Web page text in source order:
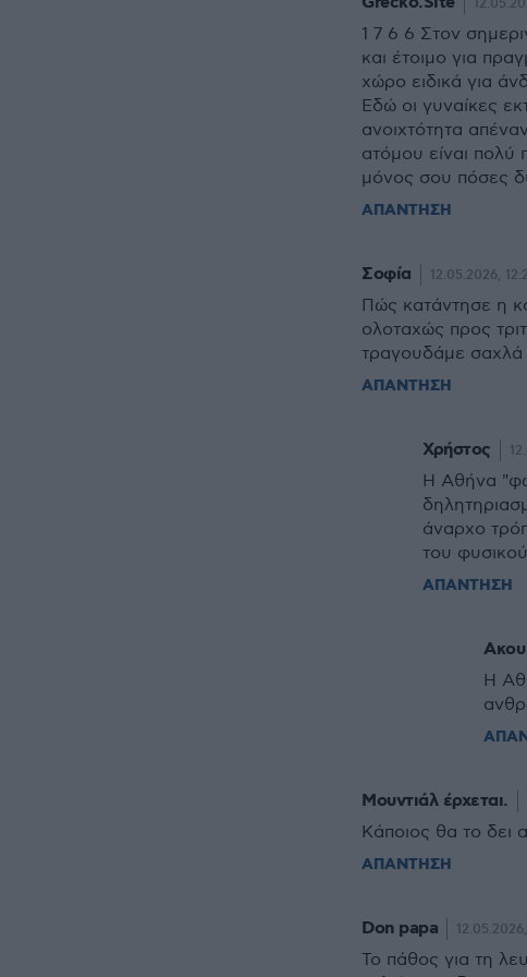
1 7 6 6 Στον
και έτοιμο για
χώρο ειδικά για
Εδώ οι γυναίκες
ανοιχτότητα
ατόμου είναι πολύ
μόνος σου πόσες
ΑΠΑΝΤΗΣΗ
Σοφία 12.05.2026,
Πώς κατάντησε η
ολοταχώς προς
τραγουδάμε σαχλά
ΑΠΑΝΤΗΣΗ
Χρήστος
Η Αθήνα
άναρχο
του
ΑΠΑΝΤΗΣΗ
Ακου
Η
Μουντιάλ έρχεται.
Κάποιος θα το δει
ΑΠΑΝΤΗΣΗ
Don papa 12.05.2026,
Το πάθος για τη